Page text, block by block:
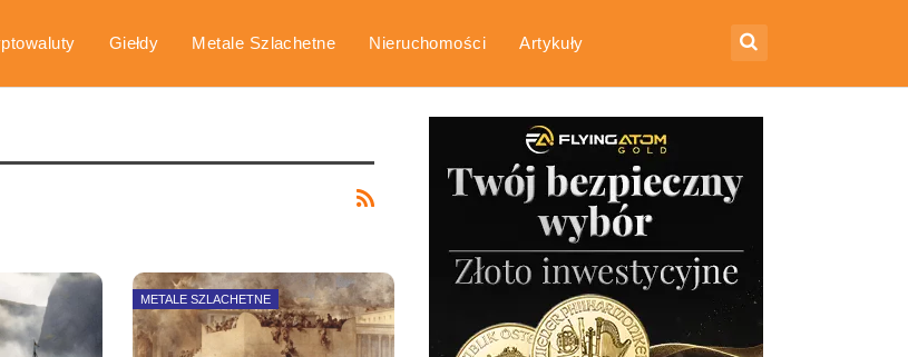
Giełdy Metale Szlachetne Nieruchomości Artykuły
METALE SZLACHETNE